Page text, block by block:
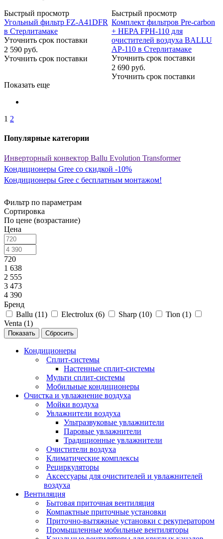
Быстрый просмотр
Угольный фильтр FZ-A41DFR
в Стерлитамаке
Уточнить срок поставки
2 590 руб.
Уточнить срок поставки
Быстрый просмотр
Комплект фильтров Pre-carbon
+ HEPA FРH-110 для
очистителей воздуха BALLU
AP-110 в Стерлитамаке
Уточнить срок поставки
2 690 руб.
Уточнить срок поставки
Показать еще
1 2
Популярные категории
Инверторный конвектор Ballu Evolution Transformer
Кондиционеры Gree со скидкой -10%
Кондиционеры Gree с бесплатным монтажом!
Фильтр по параметрам
Сортировка
По цене (возрастание)
Цена
720
1 638
2 555
3 473
4 390
Бренд
Ballu (11) Electrolux (6) Sharp (10) Tion (1)
Venta (1)
Сбросить
Кондиционеры
Сплит-системы
Настенные сплит-системы
Мульти сплит-системы
Мобильные кондиционеры
Очистка и увлажнение воздуха
Мойки воздуха
Увлажнители воздуха
Ультразвуковые увлажнители
Паровые увлажнители
Традиционные увлажнители
Очистители воздуха
Климатические комплексы
Рециркуляторы
Аксессуары для очистителей и увлажнителей
воздуха
Вентиляция
Бытовая приточная вентиляция
Компактные приточные установки
Приточно-вытяжные установки с рекуператором
Промышленные мобильные вентиляторы